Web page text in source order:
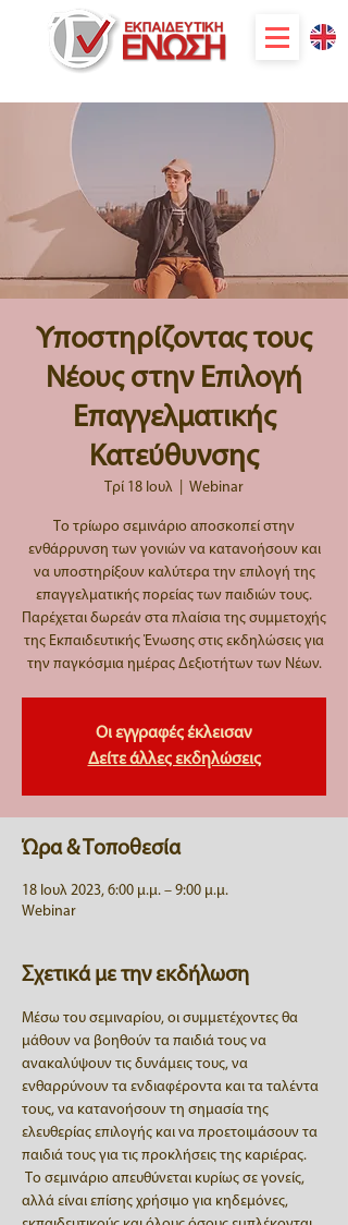
Υποστηρίζοντας τους
Νέους στην Επιλογή
Επαγγελματικής
Κατεύθυνσης
Τρί 18 Ιουλ Webinar
Το τρίωρο σεμινάριο αποσκοπεί στην
ενθάρρυνση των γονιών να κατανοήσουν και
να υποστηρίξουν καλύτερα την επιλογή της
επαγγελματικής πορείας των παιδιών τους.
Παρέχεται δωρεάν στα πλαίσια της συμμετοχής
της Εκπαιδευτικής Ένωσης στις εκδηλώσεις για
την παγκόσμια ημέρας Δεξιοτήτων των Νέων.
Οι εγγραφές έκλεισαν
Δείτε άλλες εκδηλώσεις
Ώρα & Τοποθεσία
18 Ιουλ 2023, 6:00 μ.μ. – 9:00 μ.μ.
Webinar
Σχετικά με την εκδήλωση
Μέσω του σεμιναρίου, οι συμμετέχοντες θα
μάθουν να βοηθούν τα παιδιά τους να
ανακαλύψουν τις δυνάμεις τους, να
ενθαρρύνουν τα ενδιαφέροντα και τα ταλέντα
τους, να κατανοήσουν τη σημασία της
ελευθερίας επιλογής και να προετοιμάσουν τα
παιδιά τους για τις προκλήσεις της καριέρας.
Tο σεμινάριο απευθύνεται κυρίως σε γονείς,
αλλά είναι επίσης χρήσιμο για κηδεμόνες,